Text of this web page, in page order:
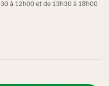
à 12h00 et de 13h30 à 18h00